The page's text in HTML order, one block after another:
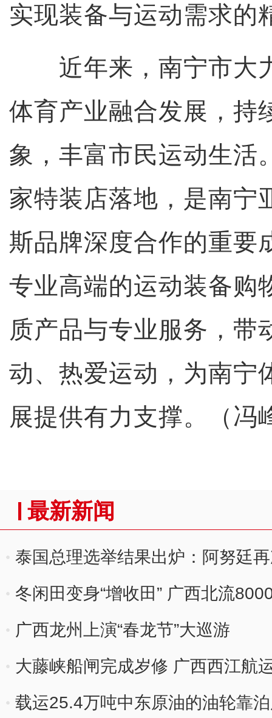
实现装备与运动需求的
近年来，南宁市大
体育产业融合发展，持
象，丰富市民运动生活
家特装店落地，是南宁
斯品牌深度合作的重要
专业高端的运动装备购
质产品与专业服务，带
动、热爱运动，为南宁
展提供有力支撑。（冯
最新新闻
泰国总理选举结果出炉：阿努廷
冬闲田变身“增收田” 广西北流
广西龙州上演“春龙节”大巡游
大藤峡船闸完成岁修 广西西江航
载运25.4万吨中东原油的油轮靠